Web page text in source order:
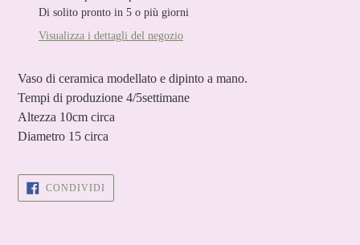
prodotto
Di solito pronto in 5 o più giorni
Visualizza i dettagli del negozio
Vaso di ceramica modellato e dipinto a mano.
Tempi di produzione 4/5settimane
Altezza 10cm circa
Diametro 15 circa
CONDIVIDICONDIVIDI
SU
FACEBOOK